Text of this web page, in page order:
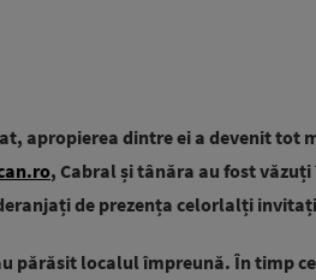
apropierea dintre ei a devenit tot
, Cabral și tânăra au fost
de prezența celorlalți
părăsit localul împreună. În timp